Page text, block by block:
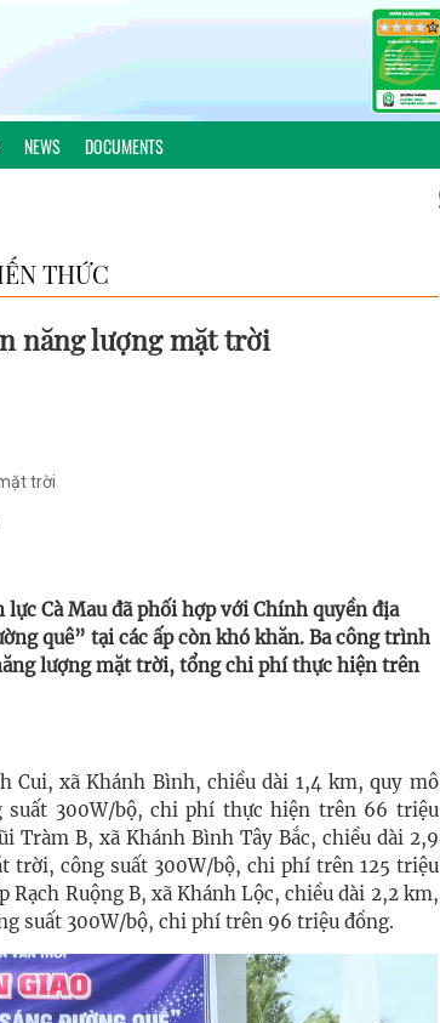
NEWS DOCUMENTS
THỨC
năng lượng mặt trời
trời
Cà Mau đã phối hợp với Chính quyền địa
quê” tại các ấp còn khó khăn. Ba công trình
lượng mặt trời, tổng chi phí thực hiện trên
Cui, xã Khánh Bình, chiều dài 1,4 km, quy mô
suất 300W/bộ, chi phí thực hiện trên 66 triệu
Tràm B, xã Khánh Bình Tây Bắc, chiều dài 2,9
trời, công suất 300W/bộ, chi phí trên 125 triệu
Rạch Ruộng B, xã Khánh Lộc, chiều dài 2,2 km,
suất 300W/bộ, chi phí trên 96 triệu đồng.